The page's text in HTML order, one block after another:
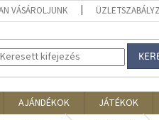
VÁSÁROLJUNK
AJÁNDÉKOK JÁTÉKOK